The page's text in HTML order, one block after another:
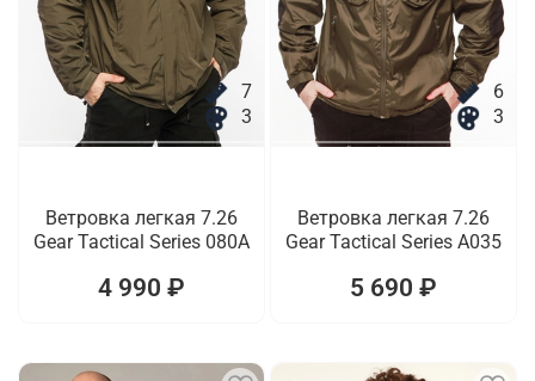
7
3
Ветровка легкая 7.26
Gear Tactical Series 080A
4 990 ₽
6
3
Ветровка легкая 7.26
Gear Tactical Series A035
5 690 ₽